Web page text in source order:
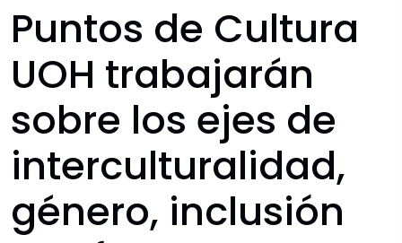
Puntos de Cultura
UOH trabajarán
sobre los ejes de
interculturalidad,
género, inclusión